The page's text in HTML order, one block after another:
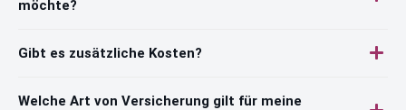
möchte?
Gibt es zusätzliche Kosten?
Welche Art von Versicherung gilt für meine